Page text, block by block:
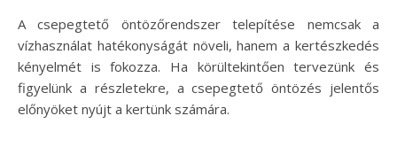
A csepegtető öntözőrendszer telepítése nemcsak a
vízhasználat hatékonyságát növeli, hanem a kertészkedés
kényelmét is fokozza. Ha körültekintően tervezünk és
figyelünk a részletekre, a csepegtető öntözés jelentős
előnyöket nyújt a kertünk számára.